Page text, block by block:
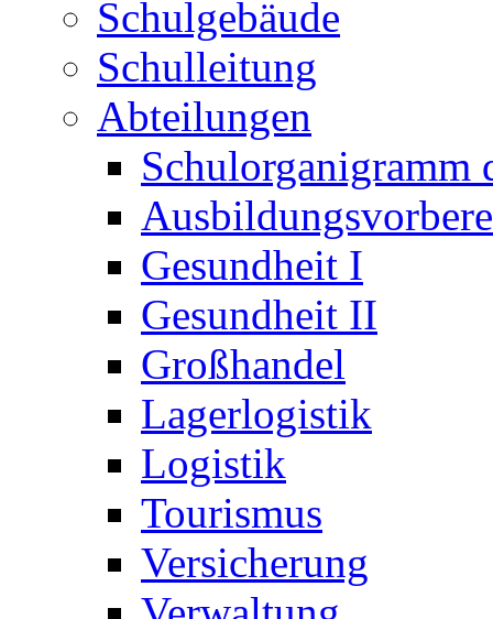
Schulgebäude
Schulleitung
Abteilungen
Schulorganigramm
Gesundheit I
Gesundheit II
Großhandel
Lagerlogistik
Logistik
Tourismus
Versicherung